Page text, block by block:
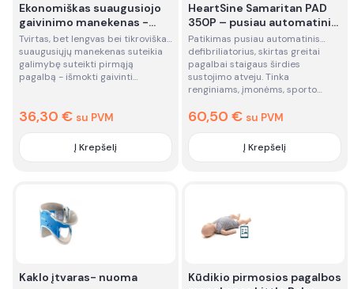
Ekonomiškas suaugusiojo
gaivinimo manekenas -
nuoma
Tvirtas, bet lengvas bei tikroviškas
suaugusiųjų manekenas suteikia
galimybę suteikti pirmąją
pagalbą - išmokti gaivinti…
36,30 € su PVM
Quantity Į Krepšelį
HeartSine Samaritan PAD
350P – pusiau automatinis
defibriliatorius - nuoma
Patikimas pusiau automatinis
defibriliatorius, skirtas greitai
pagalbai staigaus širdies
sustojimo atveju. Tinka
renginiams, įmonėms, sporto…
60,50 € su PVM
Quantity Į Krepšelį
Kaklo įtvaras- nuoma
Kūdikio pirmosios pagalbos